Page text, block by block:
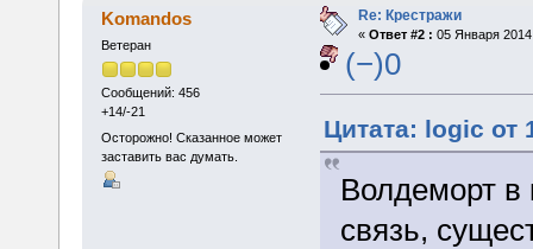
Komandos
Ветеран
Сообщений: 456
+14/-21
Осторожно! Сказанное может
заставить вас думать.
Re: Крестражи
« Ответ #2 : 05 Января
(−)0
Цитата: logic от
Волдеморт в
связь,